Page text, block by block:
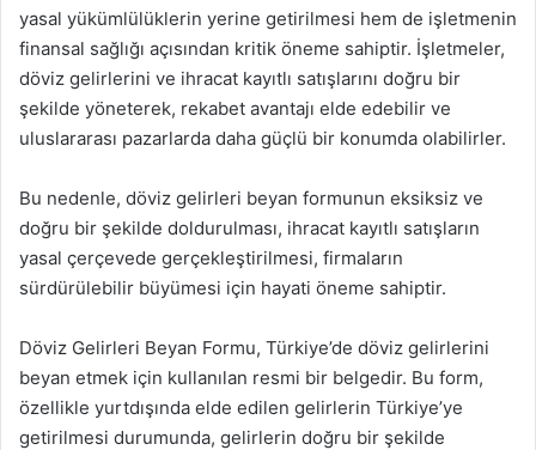
yasal yükümlülüklerin yerine getirilmesi hem de işletmenin
finansal sağlığı açısından kritik öneme sahiptir. İşletmeler,
döviz gelirlerini ve ihracat kayıtlı satışlarını doğru bir
şekilde yöneterek, rekabet avantajı elde edebilir ve
uluslararası pazarlarda daha güçlü bir konumda olabilirler.
Bu nedenle, döviz gelirleri beyan formunun eksiksiz ve
doğru bir şekilde doldurulması, ihracat kayıtlı satışların
yasal çerçevede gerçekleştirilmesi, firmaların
sürdürülebilir büyümesi için hayati öneme sahiptir.
Döviz Gelirleri Beyan Formu, Türkiye’de döviz gelirlerini
beyan etmek için kullanılan resmi bir belgedir. Bu form,
özellikle yurtdışında elde edilen gelirlerin Türkiye’ye
getirilmesi durumunda, gelirlerin doğru bir şekilde